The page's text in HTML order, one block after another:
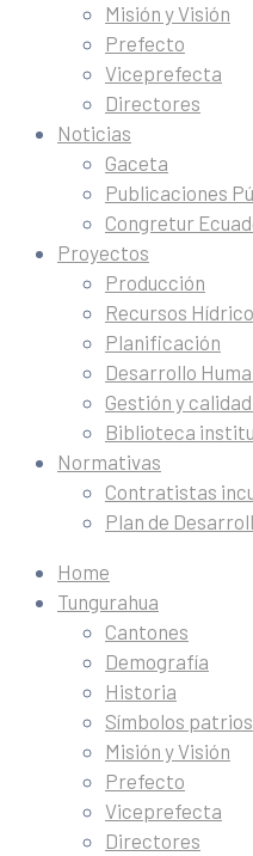
Misión y Visión
Prefecto
Viceprefecta
Directores
Noticias
Gaceta
Publicaciones
Congretur
Proyectos
Producción
Recursos
Planificación
Desarrollo
Gestión y
Biblioteca
Normativas
Contratistas
Plan de
Home
Tungurahua
Cantones
Demografía
Historia
Símbolos patrios
Misión y Visión
Prefecto
Viceprefecta
Directores